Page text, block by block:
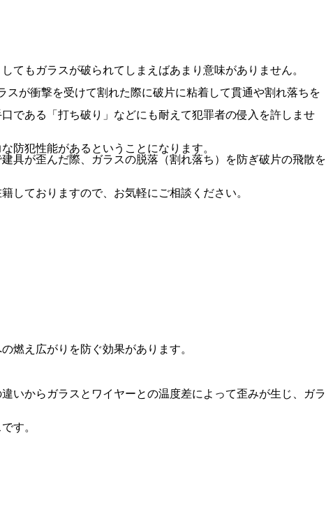
てもガラスが破られてしまえばあまり意味がありません。
が衝撃を受けて割れた際に破片に粘着して貫通や割れ落ちを
である「打ち破り」などにも耐えて犯罪者の侵入を許しませ
防犯性能があるということになります。
具が歪んだ際、ガラスの脱落（割れ落ち）を防ぎ破片の飛散を
しておりますので、お気軽にご相談ください。
燃え広がりを防ぐ効果があります。
いからガラスとワイヤーとの温度差によって歪みが生じ、ガラ
す。